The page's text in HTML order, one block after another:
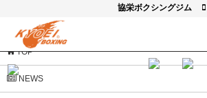
協栄ボクシングジム
閉じる
TOP
NEWS